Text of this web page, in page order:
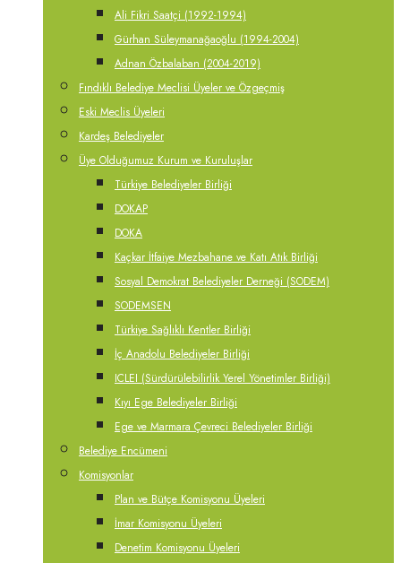
Ali Fikri Saatçi (1992-1994)
Gürhan Süleymanağaoğlu (1994-2004)
Adnan Özbalaban (2004-2019)
Fındıklı Belediye Meclisi Üyeler ve Özgeçmiş
Eski Meclis Üyeleri
Kardeş Belediyeler
Üye Olduğumuz Kurum ve Kuruluşlar
Türkiye Belediyeler Birliği
DOKAP
DOKA
Kaçkar İtfaiye Mezbahane ve Katı Atık Birliği
Sosyal Demokrat Belediyeler Derneği (SODEM)
SODEMSEN
Türkiye Sağlıklı Kentler Birliği
İç Anadolu Belediyeler Birliği
ICLEI (Sürdürülebilirlik Yerel Yönetimler Birliği)
Kıyı Ege Belediyeler Birliği
Ege ve Marmara Çevreci Belediyeler Birliği
Belediye Encümeni
Komisyonlar
Plan ve Bütçe Komisyonu Üyeleri
İmar Komisyonu Üyeleri
Denetim Komisyonu Üyeleri